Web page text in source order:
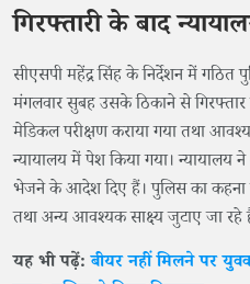
गिरफ्तारी के बाद
सीएसपी महेंद्र सिंह के निर्देशन में
मंगलवार सुबह उसके ठिकाने से गिरफ्तार
मेडिकल परीक्षण कराया गया तथा
न्यायालय में पेश किया गया। न्यायालय
भेजने के आदेश दिए हैं। पुलिस का
तथा अन्य आवश्यक साक्ष्य जुटाए जा रहे
यह भी पढ़ें:बीयर नहीं मिलने पर